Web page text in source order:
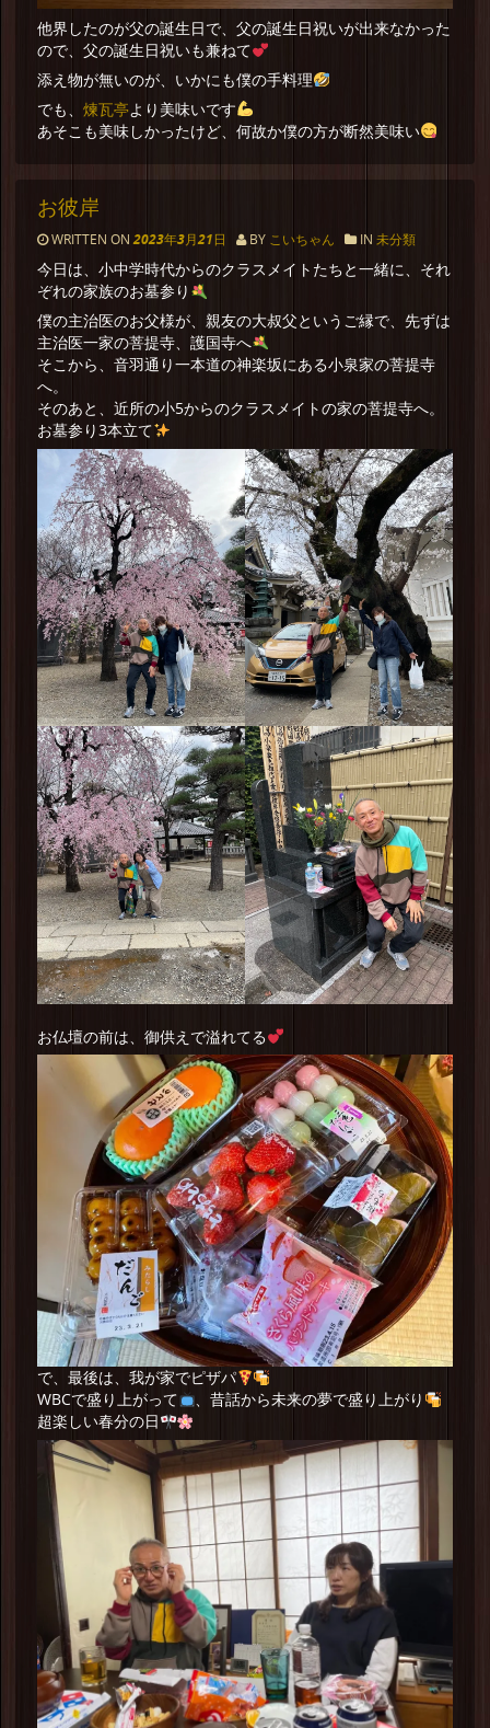
他界したのが父の誕生日で、父の誕生日祝いが出来なかった
ので、父の誕生日祝いも兼ねて
添え物が無いのが、いかにも僕の手料理
でも、 煉瓦亭より美味いです
あそこも美味しかったけど、何故か僕の方が断然美味い
お彼岸
WRITTEN ON2023年3月21日 BY こいちゃん IN 未分類
今日は、小中学時代からのクラスメイトたちと一緒に、それ
ぞれの家族のお墓参り
僕の主治医のお父様が、親友の大叔父というご縁で、先ずは
主治医一家の菩提寺、護国寺へ
そこから、音羽通り一本道の神楽坂にある小泉家の菩提寺
へ。
そのあと、近所の小5からのクラスメイトの家の菩提寺へ。
お墓参り3本立て
お仏壇の前は、御供えで溢れてる
で、最後は、我が家でピザパ
WBCで盛り上がって
、昔話から未来の夢で盛り上がり
超楽しい春分の日